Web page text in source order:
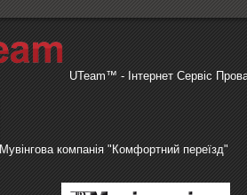
UTeam™ - Інтернет Сервіс
Мувінгова компанія "Комфортний переїзд"